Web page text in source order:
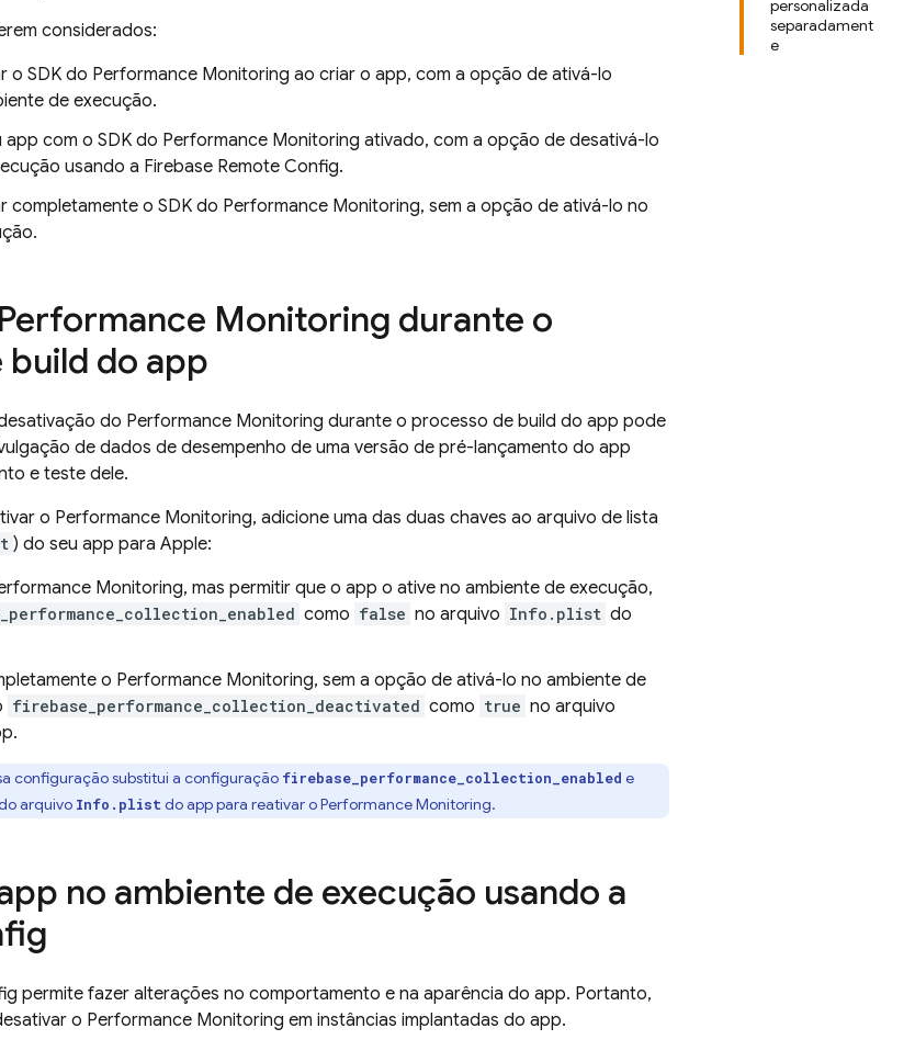
personalizada
separadament
e
considerados:
o SDK do Performance Monitoring ao criar o app, com a opção de ativá-lo
de execução.
app com o SDK do Performance Monitoring ativado, com a opção de desativá-lo
usando a Firebase Remote Config.
completamente o SDK do Performance Monitoring, sem a opção de ativá-lo no
Performance Monitoring durante o
build do app
do Performance Monitoring durante o processo de build do app pode
de dados de desempenho de uma versão de pré-lançamento do app
e teste dele.
o Performance Monitoring, adicione uma das duas chaves ao arquivo de lista
) do seu app para Apple:
Monitoring, mas permitir que o app o ative no ambiente de execução,
como false no arquivo Info.plist do
o Performance Monitoring, sem a opção de ativá-lo no ambiente de
firebase_performance_collection_deactivated como true no arquivo
configuração substitui a configuração firebase_performance_collection_enabled e
arquivo Info.plist do app para reativar oPerformance Monitoring.
no ambiente de execução usando a
permite fazer alterações no comportamento e na aparência do app. Portanto,
o Performance Monitoring em instâncias implantadas do app.